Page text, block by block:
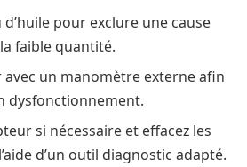
pour exclure une cause
faible quantité.
avec un manomètre externe afin
dysfonctionnement.
si nécessaire et effacez les
d’un outil diagnostic adapté.